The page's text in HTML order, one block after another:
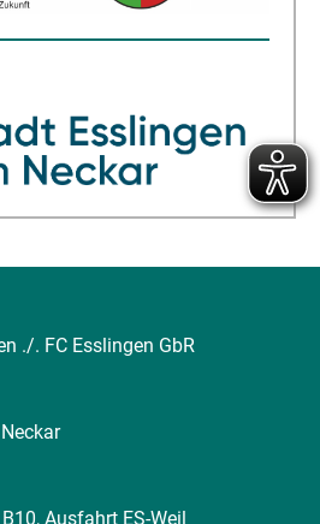
./. FC Esslingen GbR
Ausfahrt ES-Weil